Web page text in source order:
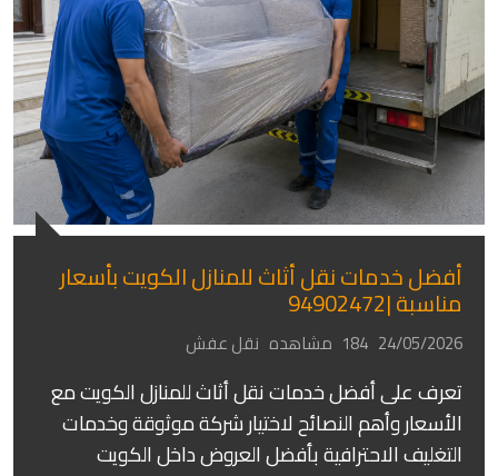
أفضل خدمات نقل أثاث للمنازل الكويت بأسعار
مناسبة |94902472
24/05/2026 184 مشاهده نقل عفش
تعرف على أفضل خدمات نقل أثاث للمنازل الكويت مع
الأسعار وأهم النصائح لاختيار شركة موثوقة وخدمات
التغليف الاحترافية بأفضل العروض داخل الكويت